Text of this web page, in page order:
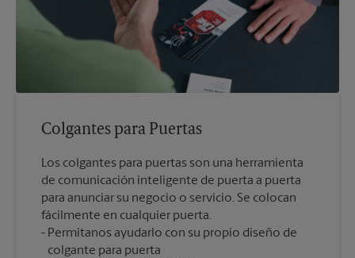
Colgantes para Puertas
Los colgantes para puertas son una herramienta
de comunicación inteligente de puerta a puerta
para anunciar su negocio o servicio. Se colocan
fácilmente en cualquier puerta.
Permítanos ayudarlo con su propio diseño de
colgante para puerta